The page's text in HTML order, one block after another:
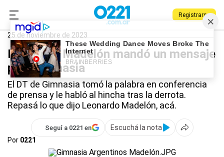
Registrarse
0221.com.ar Deportes
25 de noviembre de 2023
Leonardo Madelón mandó un mensaje
para Gimnasia
El DT de Gimnasia tomó la palabra en conferencia
de prensa y le habló al hincha tras la derrota.
Repasá lo que dijo Leonardo Madelón, acá.
Seguí a 0221 en
Escuchá la nota
Por 0221